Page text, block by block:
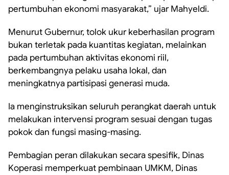
pertumbuhan ekonomi masyarakat,” ujar Mahyeldi.
Menurut Gubernur, tolok ukur keberhasilan program
bukan terletak pada kuantitas kegiatan, melainkan
pada pertumbuhan aktivitas ekonomi riil,
berkembangnya pelaku usaha lokal, dan
meningkatnya partisipasi generasi muda.
Ia menginstruksikan seluruh perangkat daerah untuk
melakukan intervensi program sesuai dengan tugas
pokok dan fungsi masing-masing.
Pembagian peran dilakukan secara spesifik, Dinas
Koperasi memperkuat pembinaan UMKM, Dinas